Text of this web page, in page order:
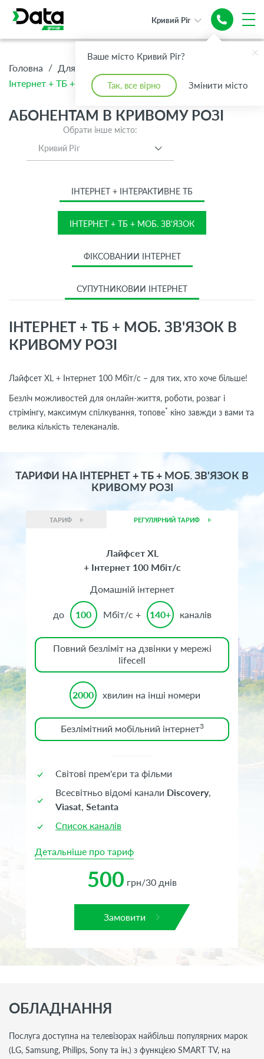
Ваше місто Кривий Ріг?
Так, все вірно Змінити місто
Кривий Ріг
+ Моб. зв'язок
Головна / Для Дому
Інтернет + ТБ + Моб. зв'язок
АБОНЕНТАМ В КРИВОМУ РОЗІ
Обрати інше місто:
Кривий Ріг
ІНТЕРНЕТ + ІНТЕРАКТИВНЕ ТБ
ІНТЕРНЕТ + ТБ + МОБ. ЗВ'ЯЗОК
ФІКСОВАНИЙ ІНТЕРНЕТ
СУПУТНИКОВИЙ ІНТЕРНЕТ
ІНТЕРНЕТ + ТБ + МОБ. ЗВ'ЯЗОК В
КРИВОМУ РОЗІ
Лайфсет XL + Інтернет 100 Мбіт/с – для тих, хто хоче більше!
Безліч можливостей для онлайн-життя, роботи, розваг і
стрімінгу, максимум спілкування, топове* кіно завжди з вами та
велика кількість телеканалів.
ТАРИФИ НА ІНТЕРНЕТ + ТБ + МОБ. ЗВ'ЯЗОК В
КРИВОМУ РОЗІ
ТАРИФ РЕГУЛЯРНИЙ ТАРИФ
Лайфсет XL
+ Інтернет 100 Мбіт/с
Домашній інтернет
до 100 Мбіт/с + 140+ каналів
Повний безліміт на дзвінки у мережі
lifecell
2000 хвилин на інші номери
Безлімітний мобільний інтернет3
Світові прем'єри та фільми
Всесвітньо відомі канали Discovery,
Viasat, Setanta
Список каналів
Детальніше про тариф
500 грн/30 днів
Замовити
ОБЛАДНАННЯ
Послуга доступна на телевізорах найбільш популярних марок
(LG, Samsung, Philips, Sony та ін.) з функцією SMART TV, на